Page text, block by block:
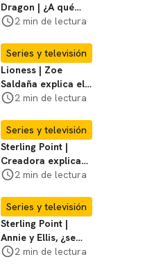
Dragon | ¿A qué
hora estrena el
temporada?
2 min de lectura
Series y televisión
Lioness | Zoe
Saldaña explica el
violento secuestro
temporada 3
2 min de lectura
Series y televisión
Sterling Point |
Creadora explica
momentos clave del
2 min de lectura
Series y televisión
Sterling Point |
Annie y Ellis, ¿se
quedan juntos o
2 min de lectura